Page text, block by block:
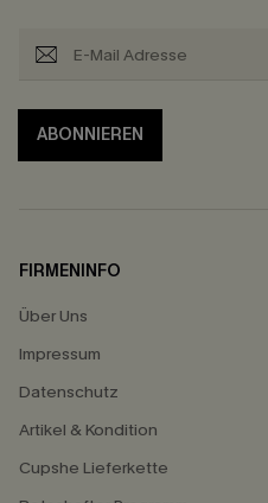
ABONNIEREN
FIRMENINFO
Über Uns
Impressum
Datenschutz
Artikel & Kondition
Cupshe Lieferkette